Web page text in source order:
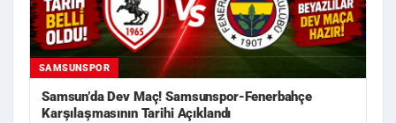
SAMSUNSPOR
Samsun’da Dev Maç! Samsunspor-Fenerbahçe
Karşılaşmasının Tarihi Açıklandı